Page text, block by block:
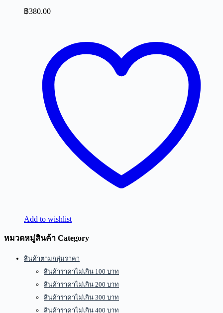
฿380.00
Add to wishlist
หมวดหมู่สินค้า Category
สินค้าตามกลุ่มราคา
สินค้าราคาไม่เกิน 100 บาท
สินค้าราคาไม่เกิน 200 บาท
สินค้าราคาไม่เกิน 300 บาท
สินค้าราคาไม่เกิน 400 บาท